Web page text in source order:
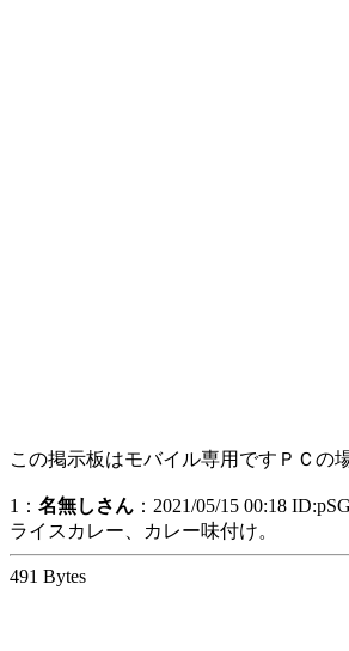
この掲示板はモバイル専用ですＰＣの
1： 名無しさん ：2021/05/15 00:18
ライスカレー、カレー味付け。
491 Bytes